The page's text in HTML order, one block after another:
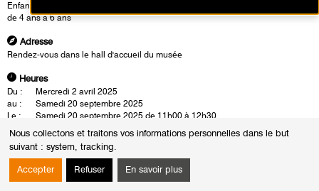
Nous collectons et traitons vos informations personnelles dans le but
suivant : system, tracking.
Accepter Refuser En savoir plus
Enfants / Ados
de 4 ans à 6 ans
Adresse
Rendez-vous dans le hall d'accueil du musée
Heures
Du :
Mercredi 2 avril 2025
au :
Samedi 20 septembre 2025
Le :
Samedi 20 septembre 2025 de 11h00 à 12h30
Les enfants sont invités à devenir de véritables détectives des saisons. En
observant des œuvres d’art moderne, ils apprennent à reconnaître les
indices cachés : couleurs, textures, formes... Puis, ils laissent libre cours